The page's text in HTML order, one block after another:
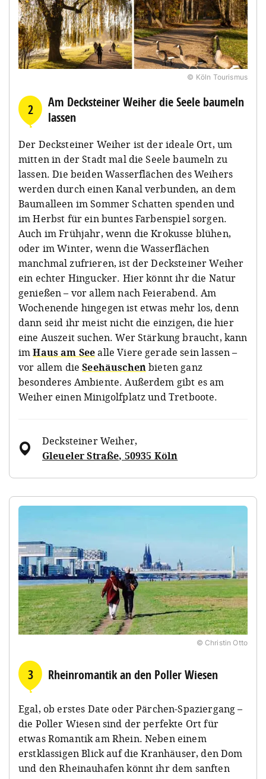
© Köln Tourismus
2
Am Decksteiner Weiher die Seele baumeln
lassen
Der Decksteiner Weiher ist der ideale Ort, um
mitten in der Stadt mal die Seele baumeln zu
lassen. Die beiden Wasserflächen des Weihers
werden durch einen Kanal verbunden, an dem
Baumalleen im Sommer Schatten spenden und
im Herbst für ein buntes Farbenspiel sorgen.
Auch im Frühjahr, wenn die Krokusse blühen,
oder im Winter, wenn die Wasserflächen
manchmal zufrieren, ist der Decksteiner Weiher
ein echter Hingucker. Hier könnt ihr die Natur
genießen – vor allem nach Feierabend. Am
Wochenende hingegen ist etwas mehr los, denn
dann seid ihr meist nicht die einzigen, die hier
eine Auszeit suchen. Wer Stärkung braucht, kann
imHaus am Seealle Viere gerade sein lassen –
vor allem dieSeehäuschenbieten ganz
besonderes Ambiente. Außerdem gibt es am
Weiher einen Minigolfplatz und Tretboote.
Decksteiner Weiher,
Gleueler Straße, 50935 Köln
© Christin Otto
3 Rheinromantik an den Poller Wiesen
Egal, ob erstes Date oder Pärchen-Spaziergang –
die Poller Wiesen sind der perfekte Ort für
etwas Romantik am Rhein. Neben einem
erstklassigen Blick auf die Kranhäuser, den Dom
und den Rheinauhafen könnt ihr dem sanften